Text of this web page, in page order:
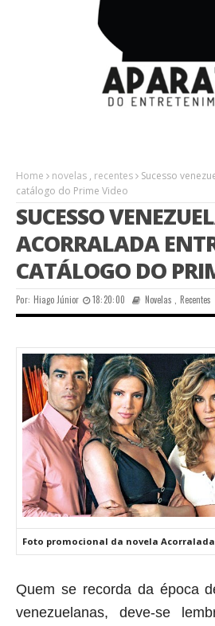
Home novelas , recentes
Sucesso
catálogo do Prime Video
SUCESSO
ACORRALADA
CATÁLOGO DO
Por: Hiago Júnior 18:20:00 Novelas ,Recentes
Foto promocional da novela
Quem se recorda da época
venezuelanas, deve-se